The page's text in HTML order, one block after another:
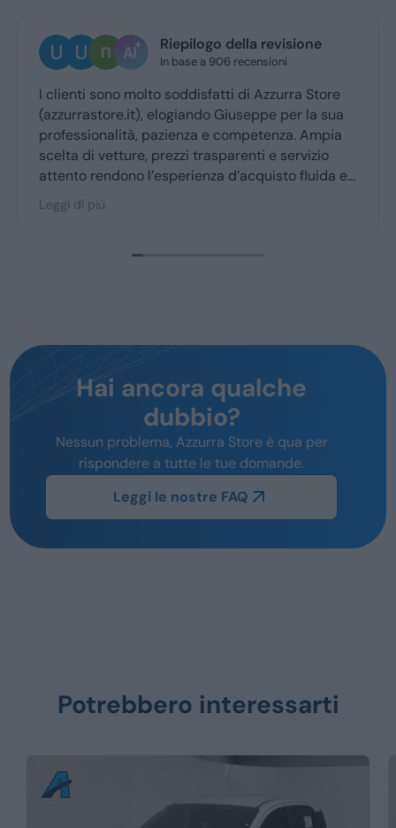
Ugo Brescia
3 giorni fa
Ottima esperienza con la vs concessionaria.
Giuseppe mi ha coccolato dal momenyo del
ritiro a quello della consegna . Grazie davvero
Hai ancora qualche
dubbio?
Nessun problema, Azzurra Store è qua per
rispondere a tutte le tue domande.
Leggi le nostre FAQ
Potrebbero interessarti